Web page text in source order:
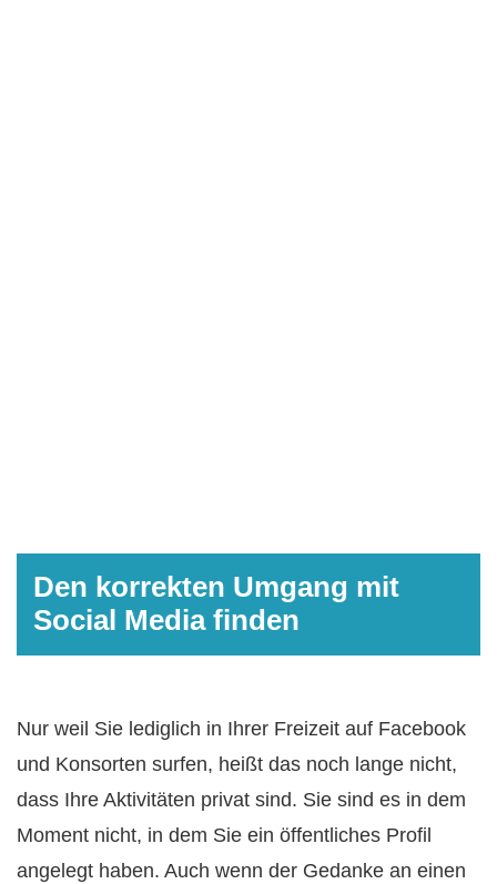
Den korrekten Umgang mit
Social Media finden
Nur weil Sie lediglich in Ihrer Freizeit auf Facebook
und Konsorten surfen, heißt das noch lange nicht,
dass Ihre Aktivitäten privat sind. Sie sind es in dem
Moment nicht, in dem Sie ein öffentliches Profil
angelegt haben. Auch wenn der Gedanke an einen